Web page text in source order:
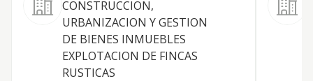
CONSTRUCCION,
URBANIZACION Y GESTION
DE BIENES INMUEBLES
EXPLOTACION DE FINCAS
RUSTICAS